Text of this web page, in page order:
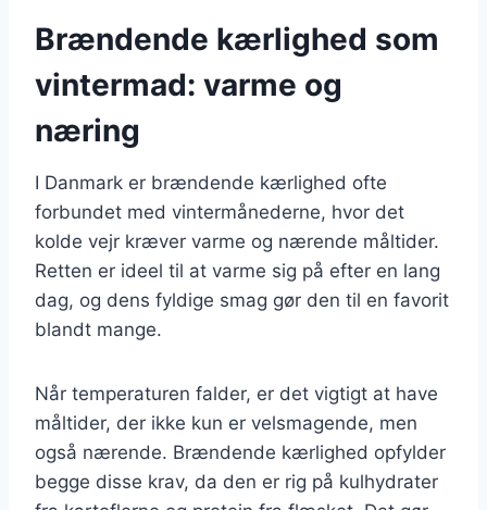
Brændende kærlighed som
vintermad: varme og
næring
I Danmark er brændende kærlighed ofte
forbundet med vintermånederne, hvor det
kolde vejr kræver varme og nærende måltider.
Retten er ideel til at varme sig på efter en lang
dag, og dens fyldige smag gør den til en favorit
blandt mange.
Når temperaturen falder, er det vigtigt at have
måltider, der ikke kun er velsmagende, men
også nærende. Brændende kærlighed opfylder
begge disse krav, da den er rig på kulhydrater